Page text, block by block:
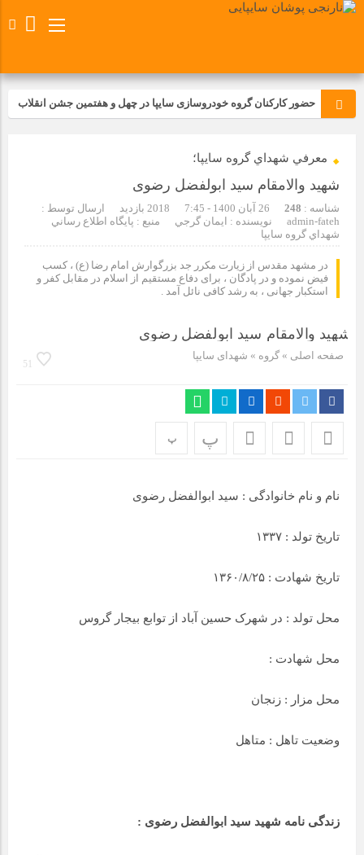
حضور کارکنان گروه خودروسازی سایپا در چهل و هفتمین جشن انقلاب
تجدید بیعت کارکنان شرکت پارس خودرو با آرمان های رهبر کبیر و فقید
انقلاب اسلامی ایران
مسابقات ورزشی در مگاموتوربا استقبال کارکنان برگزار شد
مراسم عزاداری و ذکرمصیبت سالروز شهادت امام محمدتقی(ع) در
مراسم بزرگداشت سالروز آزادسازی خرمشهر در شرکت پارس خودرو
مراسم گرامیداشت سالروز آزادسازی خرمشهر در نمازخانه فاطمیه
مگاموتور
تیم شهدای مگاموتور در بزرگترین مسابقات گل کوچک جهان شرکت
معرفي شهداي گروه سايپا؛
شهید والامقام سید ابولفضل رضوی
شناسه : 248 26 آبان 1400 - 7:45
ارسال توسط :
admin-fateh
نویسنده : ايمان گرجي
منبع : پايگاه اطلاع رساني
شهداي گروه سايپا
در مشهد مقدس از زیارت مکرر جد بزرگوارش امام رضا (ع) ، کسب
فیض نموده و در پادگان ، برای دفاع مستقیم از اسلام در مقابل کفر و
استکبار جهانی ، به رشد کافی نائل آمد .
صفحه اصلی » گروه » شهدای سایپا
51
پ پ
نام و نام خانوادگی : سید ابوالفضل رضوی
تاریخ تولد : ۱۳۳۷
تاریخ شهادت : ۱۳۶۰/۸/۲۵
محل تولد : در شهرک حسین آباد از توابع بیجار گروس
محل شهادت :
محل مزار : زنجان
وضعیت تاهل : متاهل
زندگی نامه شهید سید ابوالفضل رضوی :